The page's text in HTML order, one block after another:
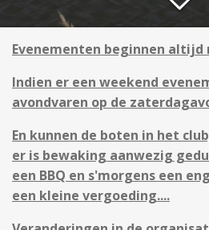
Evenementen beginnen altijd
Indien er een weekend
avondvaren op de
En kunnen de boten in het
er is bewaking aanwezig
een BBQ en s'morgens een
een kleine vergoeding....